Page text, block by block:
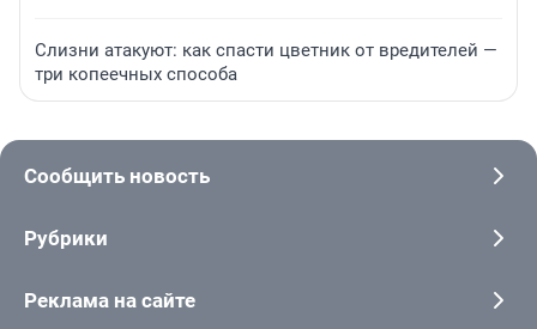
Слизни атакуют: как спасти цветник от вредителей —
три копеечных способа
Сообщить новость
Рубрики
Реклама на сайте